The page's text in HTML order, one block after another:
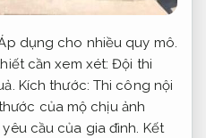
dụng cho nhiều quy mô.
cần xem xét:Đội thi
Kích thước: Thi công nội
của mộ chịu ảnh
cầu của gia đình. Kết